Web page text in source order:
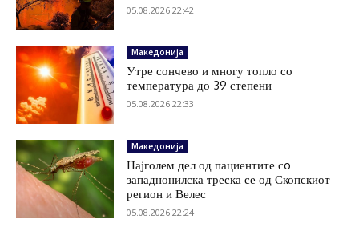
05.08.2026 22:42
Македонија
Утре сончево и многу топло со
температура до 39 степени
05.08.2026 22:33
Македонија
Најголем дел од пациентите сo
западнонилска треска се од Скопскиот
регион и Велес
05.08.2026 22:24